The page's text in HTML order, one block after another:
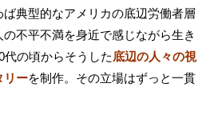
典型的なアメリカの底辺労働者層
不平不満を身近で感じながら生き
の頃からそうした底辺の人々の視
リーを制作。その立場はずっと一貫